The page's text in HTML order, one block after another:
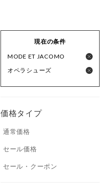
現在の条件
MODE ET JACOMO
オペラシューズ
価格タイプ
通常価格
セール価格
セール・クーポン